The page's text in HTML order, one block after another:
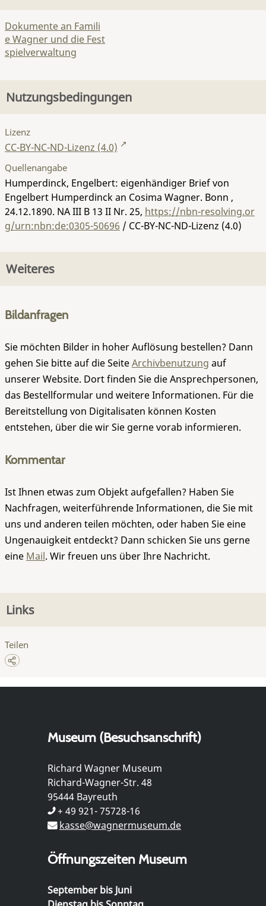
Dokumente an Famili
e Wagner und die Fest
spielverwaltung
Nutzungsbedingungen
Lizenz
CC-BY-NC-ND-Lizenz (4.0)
Quellenangabe
Humperdinck, Engelbert: eigenhändiger Brief von
Engelbert Humperdinck an Cosima Wagner. Bonn ,
24.12.1890. NA III B 13 II Nr. 25, https://nbn-resolving.or
g/urn:nbn:de:0305-50696 / CC-BY-NC-ND-Lizenz (4.0)
Weiteres
Bildanfragen
Sie möchten Bilder in hoher Auflösung bestellen? Dann
gehen Sie bitte auf die SeiteArchivbenutzung auf
unserer Website. Dort finden Sie die Ansprechpersonen,
das Bestellformular und weitere Informationen. Für die
Bereitstellung von Digitalisaten können Kosten
entstehen, über die wir Sie gerne vorab informieren.
Kommentar
Ist Ihnen etwas zum Objekt aufgefallen? Haben Sie
Nachfragen, weiterführende Informationen, die Sie mit
uns und anderen teilen möchten, oder haben Sie eine
Ungenauigkeit entdeckt? Dann schicken Sie uns gerne
eine Mail. Wir freuen uns über Ihre Nachricht.
Links
Teilen
Museum (Besuchsanschrift)
Richard Wagner Museum
Richard-Wagner-Str. 48
95444 Bayreuth
+ 49 921- 75728-16
kasse@wagnermuseum.de
Öffnungszeiten Museum
September bis Juni